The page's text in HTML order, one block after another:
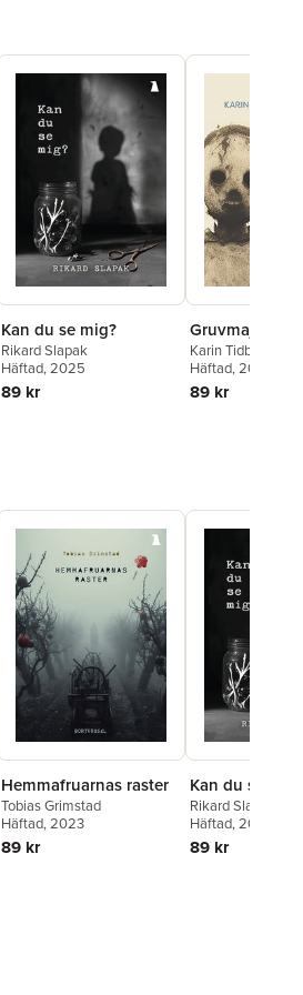
Kan du se mig?
Rikard Slapak
Häftad, 2025
89 kr
Gruvmaja
Karin Tidbeck
Häftad, 2023
89 kr
Hemmafruarnas raster
Tobias Grimstad
Häftad, 2023
89 kr
Kan du se
Rikard Slapak
Häftad, 2025
89 kr